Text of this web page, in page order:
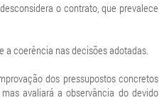
o contrato, que prevalece
a coerência nas decisões adotadas.
dos pressupostos concretos
avaliará a observância do devido